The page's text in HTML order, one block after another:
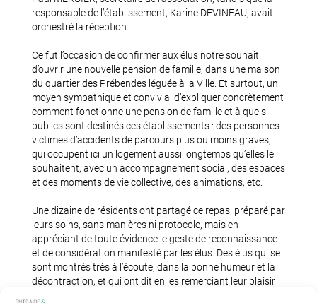
responsable de l’établissement, Karine DEVINEAU, avait
orchestré la réception.
Ce fut l’occasion de confirmer aux élus notre souhait
d’ouvrir une nouvelle pension de famille, dans une maison
du quartier des Prébendes léguée à la Ville. Et surtout, un
moyen sympathique et convivial d’expliquer concrètement
comment fonctionne une pension de famille et à quels
publics sont destinés ces établissements : des personnes
victimes d’accidents de parcours plus ou moins graves,
qui occupent ici un logement aussi longtemps qu’elles le
souhaitent, avec un accompagnement social, des espaces
et des moments de vie collective, des animations, etc.
Une dizaine de résidents ont partagé ce repas, préparé par
leurs soins, sans manières ni protocole, mais en
appréciant de toute évidence le geste de reconnaissance
et de considération manifesté par les élus. Des élus qui se
sont montrés très à l’écoute, dans la bonne humeur et la
décontraction, et qui ont dit en les remerciant leur plaisir